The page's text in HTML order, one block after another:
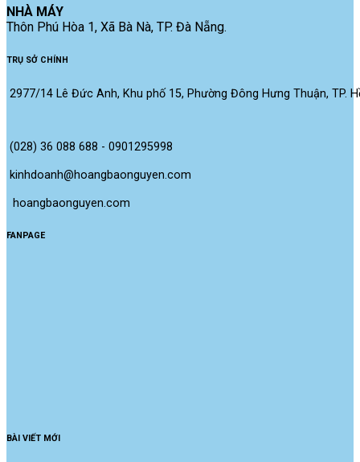
NHÀ MÁY
Thôn Phú Hòa 1, Xã Bà Nà, TP. Đà Nẵng.
TRỤ SỞ CHÍNH
2977/14 Lê Đức Anh, Khu phố 15, Phường Đông Hưng Thuận, TP.
(028) 36 088 688 - 0901295998
kinhdoanh@hoangbaonguyen.com
hoangbaonguyen.com
FANPAGE
BÀI VIẾT MỚI